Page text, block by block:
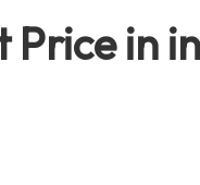
Price in